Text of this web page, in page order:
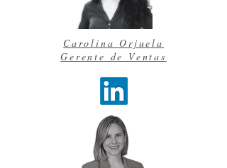
Carolina Orjuela
Gerente de Ventas